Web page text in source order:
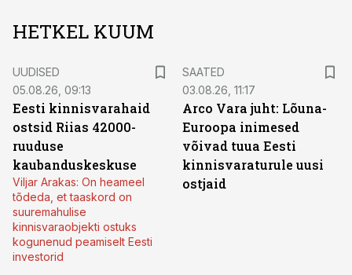
HETKEL KUUM
UUDISED
05.08.26, 09:13
Eesti kinnisvarahaid
ostsid Riias 42000-
ruuduse
kaubanduskeskuse
Viljar Arakas: On heameel
tõdeda, et taaskord on
suuremahulise
kinnisvaraobjekti ostuks
kogunenud peamiselt Eesti
investorid
SAATED
03.08.26, 11:17
Arco Vara juht: Lõuna-
Euroopa inimesed
võivad tuua Eesti
kinnisvaraturule uusi
ostjaid